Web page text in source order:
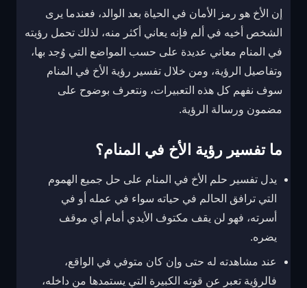
إن الأخ هو رمز الأمان في الحياة بعد الوالد، فعندما يرى
الشخص أخيه في ألم فإنه يعاني أكثر منه، لذلك تحمل رؤيته
في المنام معاني عديدة على حسب المواضع التي وُجد بها،
وتفاصيل الرؤية، ومن خلال تفسير رؤية الأخ في المنام
سوف نفهم كل هذه التعبيرات، ونتعرف بوضوح على
مضمون ورسالة الرؤية.
ما تفسير رؤية الأخ في المنام؟
يدل تفسير حلم الأخ في المنام على حل جميع الهموم
التي ترافق الحالم في حياته سواء في عمله أو في
أسرته، فهو لن يقف مكتوف الأيدي أمام أي موقف
يضره.
عند مشاهدته له حتى وإن كان متوفي في الواقع،
فالرؤية تعبر عن قوته الكبيرة التي يستمدها من داخله،